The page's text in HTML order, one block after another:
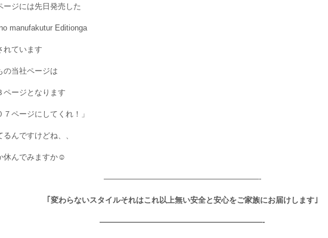
ージには先日発売した
manufakutur Editionga
れています
の当社ページは
ページとなります
７ページにしてくれ！」
るんですけどね、、
休んでみますか☺
————————————————————-
｢変わらないスタイルそれはこれ以上無い安全と安心をご家族にお届けします｣
—————————————————————-